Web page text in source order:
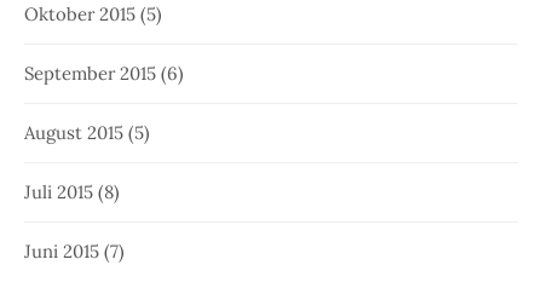
Oktober 2015 (5)
September 2015 (6)
August 2015 (5)
Juli 2015 (8)
Juni 2015 (7)